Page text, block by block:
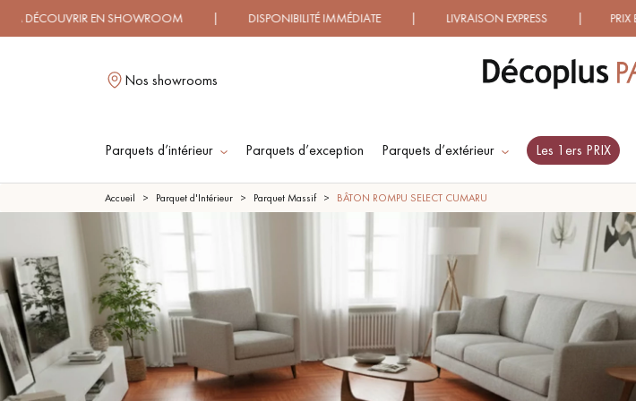
SHOWROOM | DISPONIBILITÉ IMMÉDIATE | LIVRAISON EXPRESS | PRIX BAS 100%
Nos showrooms
Parquets d’intérieur Parquets d’exception Parquets d’extérieur Les 1ers PRIX
LES RECHERCHES LES
PARQUET MASSIF
PARQUET
SOL PLAQUÉ BOIS
PARQUET HUILÉ
PARQUET EN BOIS
BRUT
PARQUET VIEILLI
Accueil Parquet d'Intérieur Parquet Massif BÂTON ROMPU SELECT CUMARU